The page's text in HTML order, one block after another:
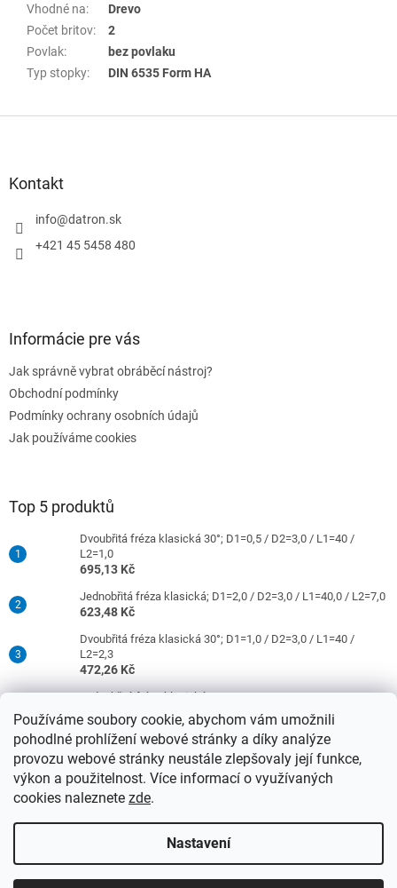
Používáme soubory cookie, abychom vám umožnili
pohodlné prohlížení webové stránky a díky analýze
provozu webové stránky neustále zlepšovaly její funkce,
výkon a použitelnost. Více informací o využívaných
cookies naleznete zde.
Nastavení
Upozorňujeme, že od 15.4.2026 se ceny nástrojů se stopkami 3
Vhodné na:
Drevo
Počet britov:
2
Povlak:
bez povlaku
Typ stopky: DIN 6535 Form HA
Kontakt
info@datron.sk
+421 45 5458 480
Informácie pre vás
Jak správně vybrat obráběcí nástroj?
Obchodní podmínky
Podmínky ochrany osobních údajů
Jak používáme cookies
Top 5 produktů
Dvoubřitá fréza klasická 30°; D1=0,5 / D2=3,0 / L1=40 /
L2=1,0
695,13 Kč
Jednobřitá fréza klasická; D1=2,0 / D2=3,0 / L1=40,0 / L2=7,0
623,48 Kč
Dvoubřitá fréza klasická 30°; D1=1,0 / D2=3,0 / L1=40 /
L2=2,3
472,26 Kč
Jednobřitá fréza klasická; D1=0,5 / D2=3,0 / L1=40 / L2=1,5
421,26 Kč
Dvoubřitá fréza klasická 30°; D1=2,0 / D2=3,0 / L1=40 /
L2=9,0
472,26 Kč